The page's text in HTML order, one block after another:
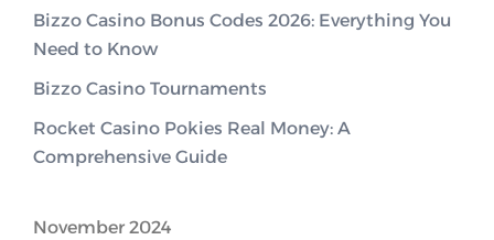
Bizzo Casino Bonus Codes 2026: Everything You
Need to Know
Bizzo Casino Tournaments
Rocket Casino Pokies Real Money: A
Comprehensive Guide
November 2024